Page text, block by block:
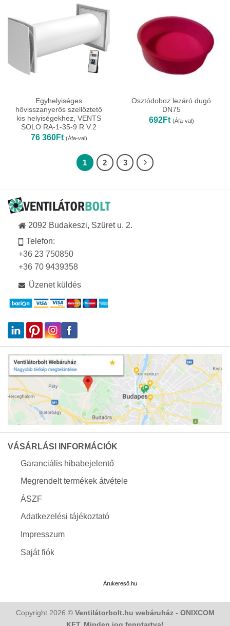
Egyhelyiséges
hővisszanyerős szellőztető
kis helyiségekhez, VENTS
SOLO RA-1-35-9 R V.2
76 360Ft (Áfa-val)
Osztódoboz lezáró dugó
DN75
692Ft (Áfa-val)
1 2 3
2092 Budakeszi, Szüret u. 2.
Telefon:
+36 23 750850
+36 70 9439358
Üzenet küldés
VÁSÁRLÁSI INFORMÁCIÓK
Garanciális hibabejelentő
Megrendelt termékek átvétele
ÁSZF
Adatkezelési tájékoztató
Impresszum
Saját fiók
Árukereső.hu
Copyright 2026 © Ventilátorbolt.hu webáruház - ONIXCOM
KFT. Minden jog fenntartva!